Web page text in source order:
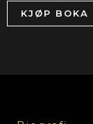
KJØP BOKA